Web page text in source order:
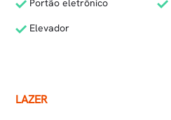
Portão eletrônico
Elevador
LAZER